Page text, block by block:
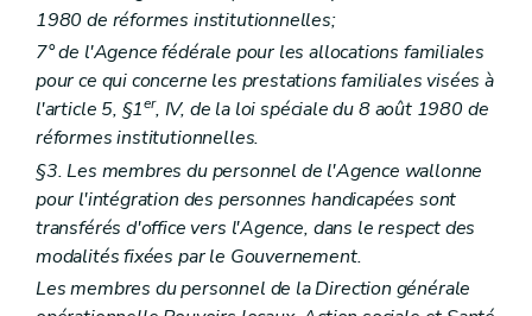
Art. 55
Section 2 Subventionnement
Art. 56
Chapitre II Relais sociaux
Section 1
Constitution et reconnaissance
Art. 57
Art. 58
Art. 59
Art. 60
Section 2
Subventionnement
Art. 61
Chapitre III Dispositions communes
Section 1
Volontariat
Art. 62
1980 de réformes institutionnelles;
7° de l'Agence fédérale pour les allocations familiales
pour ce qui concerne les prestations familiales visées à
l'article 5, §1er, IV, de la loi spéciale du 8 août 1980 de
réformes institutionnelles.
§3. Les membres du personnel de l'Agence wallonne
pour l'intégration des personnes handicapées sont
transférés d'office vers l'Agence, dans le respect des
modalités fixées par le Gouvernement.
Les membres du personnel de la Direction générale